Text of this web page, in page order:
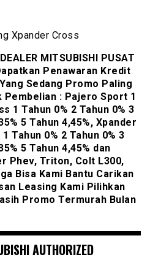
MITSUBISHI PUSAT
Penawaran Kredit
Sedang Promo Paling
Pembelian : Pajero Sport 1
1 Tahun 0% 2 Tahun 0% 3
5 Tahun 4,45%, Xpander
Tahun 0% 2 Tahun 0% 3
5 Tahun 4,45% dan
Phev, Triton, Colt L300,
Bisa Kami Bantu Carikan
Leasing Kami Pilihkan
Promo Termurah Bulan
AUTHORIZED